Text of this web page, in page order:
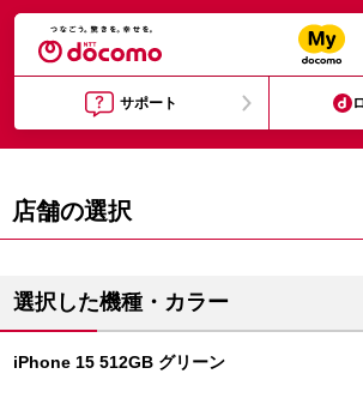
サポート
店舗の選択
選択した機種・カラー
iPhone 15 512GB グリーン